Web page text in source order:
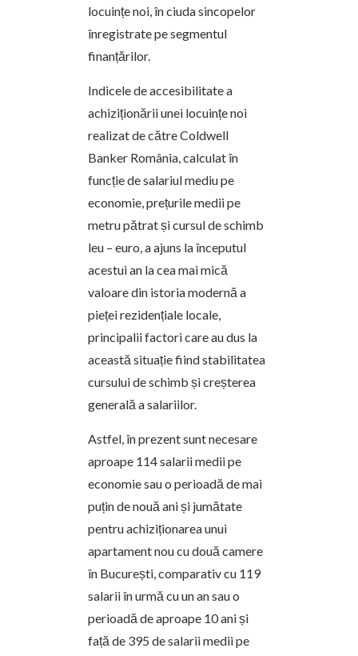
locuințe noi, în ciuda sincopelor
înregistrate pe segmentul
finanțărilor.
Indicele de accesibilitate a
achiziționării unei locuințe noi
realizat de către Coldwell
Banker România, calculat în
funcție de salariul mediu pe
economie, prețurile medii pe
metru pătrat și cursul de schimb
leu – euro, a ajuns la începutul
acestui an la cea mai mică
valoare din istoria modernă a
pieței rezidențiale locale,
principalii factori care au dus la
această situație fiind stabilitatea
cursului de schimb și creșterea
generală a salariilor.
Astfel, în prezent sunt necesare
aproape 114 salarii medii pe
economie sau o perioadă de mai
puțin de nouă ani și jumătate
pentru achiziționarea unui
apartament nou cu două camere
în București, comparativ cu 119
salarii în urmă cu un an sau o
perioadă de aproape 10 ani și
față de 395 de salarii medii pe